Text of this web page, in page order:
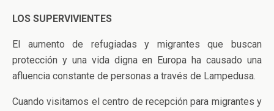
LOS SUPERVIVIENTES
El aumento de refugiadas y migrantes que buscan
protección y una vida digna en Europa ha causado una
afluencia constante de personas a través de Lampedusa.
Cuando visitamos el centro de recepción para migrantes y